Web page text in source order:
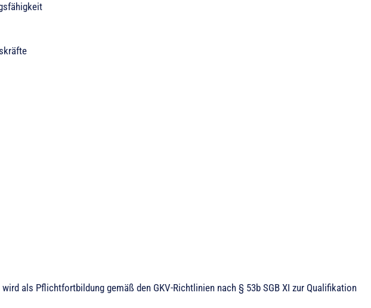
als Pflichtfortbildung gemäß den GKV-Richtlinien nach § 53b SGB XI zur Qualifikation